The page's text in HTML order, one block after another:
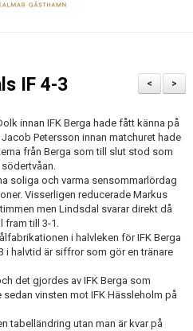
>
<
IF 4-3
innan IFK Berga hade fått känna på
Petersson innan matchuret hade
från Berga som till slut stod som
soliga och varma sensommarlördag
Visserligen reducerade Markus
men Lindsdal svarar direkt då
fram till 3-1.
i halvleken för IFK Berga
i halvtid är siffror som gör en tränare
det gjordes av IFK Berga som
vinsten mot IFK Hässleholm på
tabelländring utan man är kvar på